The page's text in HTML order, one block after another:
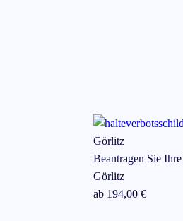
Görlitz
Beantragen Sie
Görlitz
ab 194,00 €